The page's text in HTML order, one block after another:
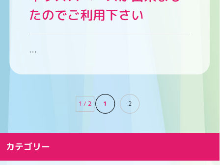
たのでご利用下さい
…
1 / 2 1 2
カテゴリー